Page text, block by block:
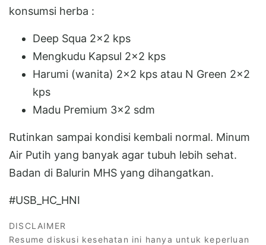
konsumsi herba :
Deep Squa 2x2 kps
Mengkudu Kapsul 2x2 kps
Harumi (wanita) 2x2 kps atau N Green 2x2
kps
Madu Premium 3x2 sdm
Rutinkan sampai kondisi kembali normal. Minum
Air Putih yang banyak agar tubuh lebih sehat.
Badan di Balurin MHS yang dihangatkan.
#USB_HC_HNI
DISCLAIMER
Resume diskusi kesehatan ini hanya untuk keperluan